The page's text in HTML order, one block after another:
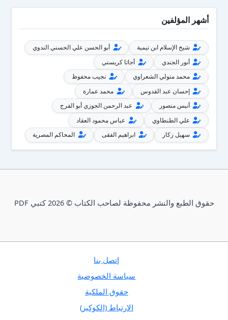
أشهر المؤلفين
شيخ الإسلام ابن تيمية
أبو الحسن علي الحسني الندوي
أنور الجندي
أجاثا كريستي
محمد متولي الشعراوي
نجيب محفوظ
إحسان عبد القدوس
محمد عمارة
أنيس منصور
عبد الرحمن الجوزي أبو الفرج
علي الطنطاوي
عباس محمود العقاد
سهيل زكار
ابراهيم الفقى المحاكم المصرية
حقوق الطبع والنشر محفوظة لصاحب الكتاب © 2026 كتبي PDF
إتصل بنا
سياسة الخصوصية
حقوق الملكية
الارتباط (الكوكيز)